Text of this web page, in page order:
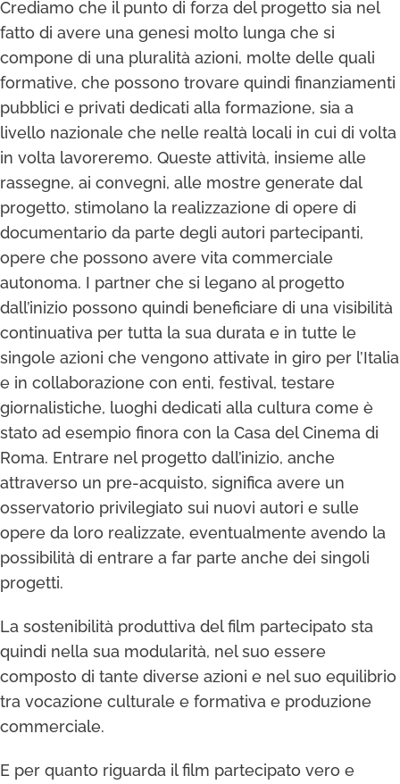
Crediamo che il punto di forza del progetto sia nel
fatto di avere una genesi molto lunga che si
compone di una pluralità azioni, molte delle quali
formative, che possono trovare quindi finanziamenti
pubblici e privati dedicati alla formazione, sia a
livello nazionale che nelle realtà locali in cui di volta
in volta lavoreremo. Queste attività, insieme alle
rassegne, ai convegni, alle mostre generate dal
progetto, stimolano la realizzazione di opere di
documentario da parte degli autori partecipanti,
opere che possono avere vita commerciale
autonoma. I partner che si legano al progetto
dall’inizio possono quindi beneficiare di una visibilità
continuativa per tutta la sua durata e in tutte le
singole azioni che vengono attivate in giro per l’Italia
e in collaborazione con enti, festival, testare
giornalistiche, luoghi dedicati alla cultura come è
stato ad esempio finora con la Casa del Cinema di
Roma. Entrare nel progetto dall’inizio, anche
attraverso un pre-acquisto, significa avere un
osservatorio privilegiato sui nuovi autori e sulle
opere da loro realizzate, eventualmente avendo la
possibilità di entrare a far parte anche dei singoli
progetti.
La sostenibilità produttiva del film partecipato sta
quindi nella sua modularità, nel suo essere
composto di tante diverse azioni e nel suo equilibrio
tra vocazione culturale e formativa e produzione
commerciale.
E per quanto riguarda il film partecipato vero e